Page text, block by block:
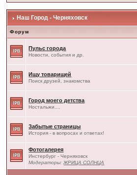
Наш Город - Черняховск
Форум
Пульс города
Новости, события и др.
Ищу товарищей
Поиск друзей, знакомства
Город моего детства
Ностальжи....
Забытые страницы
История - в вопросах и ответах!
Фотогалерея
Инстербург - Черняховск
Модераторы:ЖРИЦА СОЛНЦА